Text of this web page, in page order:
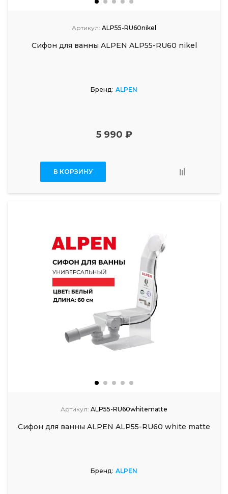
Артикул: ALP55-RU60nikel
Сифон для ванны ALPEN ALP55-RU60 nikel
Бренд: ALPEN
5 990 ₽
В КОРЗИНУ
Артикул: ALP55-RU60whitematte
Сифон для ванны ALPEN ALP55-RU60 white matte
Бренд: ALPEN